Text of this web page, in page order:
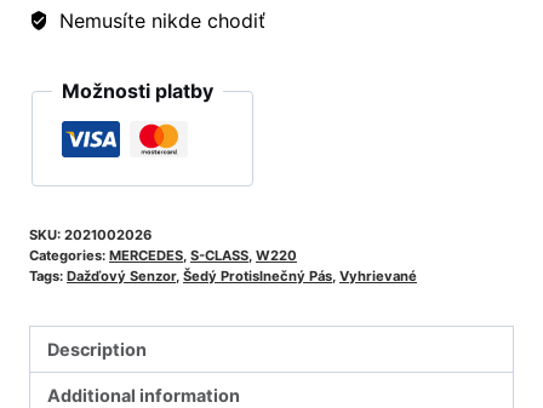
Nemusíte nikde chodiť
Možnosti platby
SKU: 2021002026
Categories: MERCEDES S-CLASS W220
Tags: Dažďový Senzor, Šedý Protislnečný Pás Vyhrievané
Description
Additional information